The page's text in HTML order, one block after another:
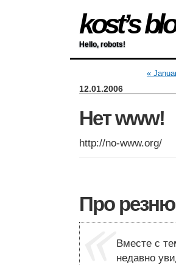
kost’s
Hello, robots!
«
12.01.2006
Нет www!
http://no-www.org/
Про резню
Вместе с
недавно